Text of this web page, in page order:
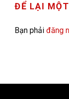
ĐỂ LẠI
Bạn phải đăng